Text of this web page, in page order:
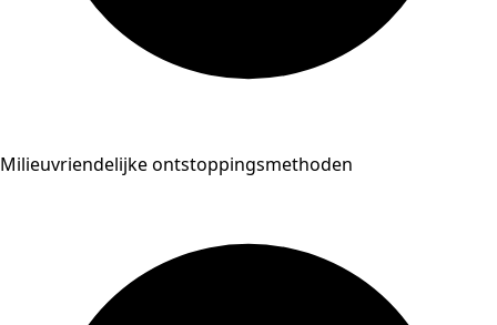
Milieuvriendelijke ontstoppingsmethoden